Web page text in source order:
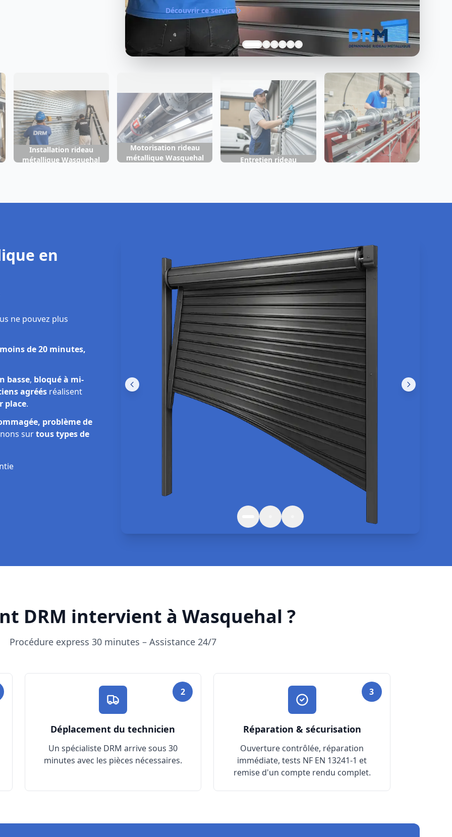
Découvrir ce service
Installation rideau
métallique Wasquehal
Motorisation rideau
métallique Wasquehal
Entretien rideau
en
ne pouvez plus
de 20 minutes,
basse, bloqué à mi-
agréés réalisent
place.
problème de
surtous types de
DRM intervient à Wasquehal ?
Procédure express 30 minutes – Assistance 24/7
2
Déplacement du technicien
Un spécialiste DRM arrive sous 30
minutes avec les pièces nécessaires.
3
Réparation & sécurisation
Ouverture contrôlée, réparation
immédiate, tests NF EN 13241-1 et
remise d'un compte rendu complet.